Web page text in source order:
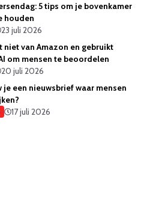
5 tips om je bovenkamer
houden
23 juli 2026
niet van Amazon en gebruikt
om mensen te beoordelen
20 juli 2026
je een nieuwsbrief waar mensen
17 juli 2026